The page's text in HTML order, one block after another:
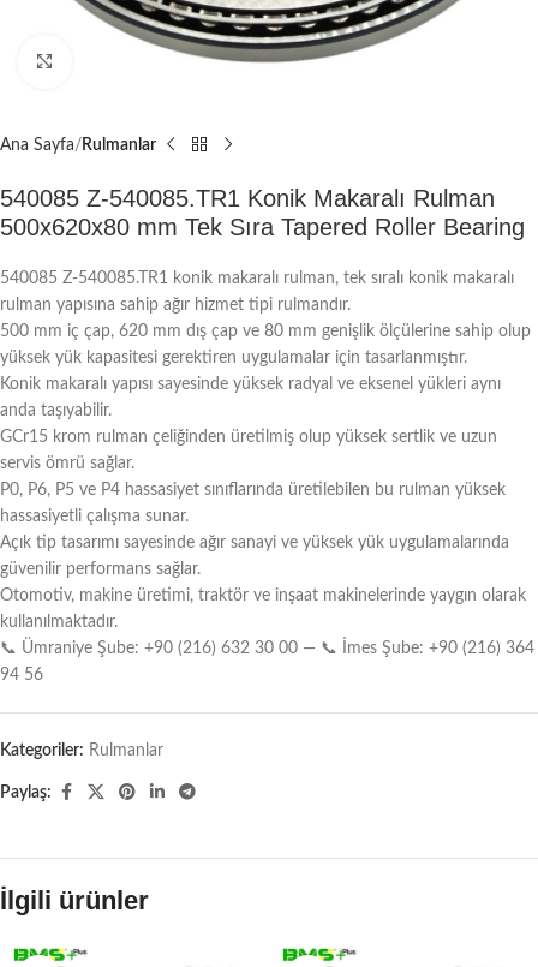
Büyütmek için tıklayın
Ana Sayfa Rulmanlar
540085 Z-540085.TR1 Konik Makaralı Rulman
500x620x80 mm Tek Sıra Tapered Roller Bearing
540085 Z-540085.TR1 konik makaralı rulman, tek sıralı konik makaralı
rulman yapısına sahip ağır hizmet tipi rulmandır.
500 mm iç çap, 620 mm dış çap ve 80 mm genişlik ölçülerine sahip olup
yüksek yük kapasitesi gerektiren uygulamalar için tasarlanmıştır.
Konik makaralı yapısı sayesinde yüksek radyal ve eksenel yükleri aynı
anda taşıyabilir.
GCr15 krom rulman çeliğinden üretilmiş olup yüksek sertlik ve uzun
servis ömrü sağlar.
P0, P6, P5 ve P4 hassasiyet sınıflarında üretilebilen bu rulman yüksek
hassasiyetli çalışma sunar.
Açık tip tasarımı sayesinde ağır sanayi ve yüksek yük uygulamalarında
güvenilir performans sağlar.
Otomotiv, makine üretimi, traktör ve inşaat makinelerinde yaygın olarak
kullanılmaktadır.
📞 Ümraniye Şube: +90 (216) 632 30 00 — 📞 İmes Şube: +90 (216) 364
94 56
Kategoriler: Rulmanlar
Paylaş:
İlgili ürünler